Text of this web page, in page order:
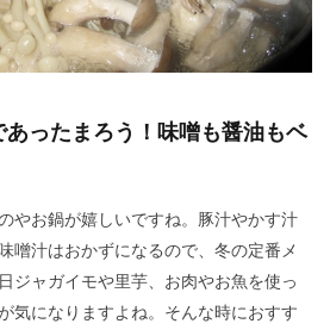
ったまろう！味噌も醤油もベ
やお鍋が嬉しいですね。豚汁やかす汁
噌汁はおかずになるので、冬の定番メ
ジャガイモや里芋、お肉やお魚を使っ
気になりますよね。そんな時におすす